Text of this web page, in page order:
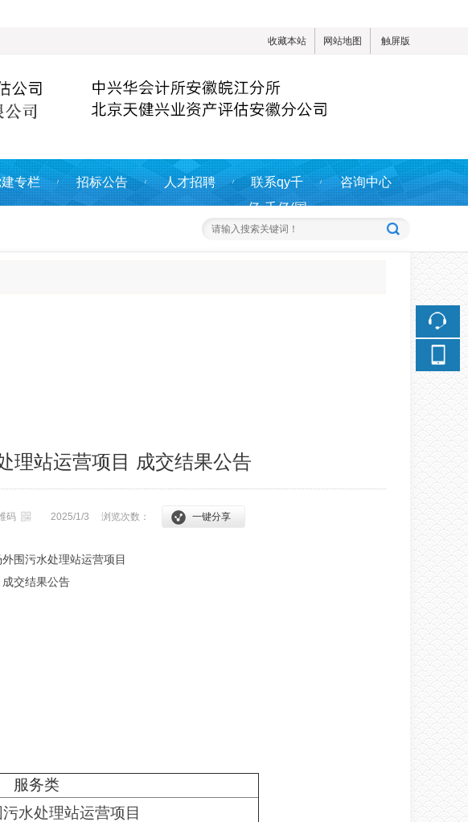
收藏本站 网站地图 触屏版
专栏 招标公告 人才招聘
联系qy千
亿-千亿(国
际)唯一官方
咨询中心
理站运营项目 成交结果公告
码 2025/1/3 浏览次数： 一键分享
围污水处理站运营项目
成交结果公告
服务类
水处理站运营项目